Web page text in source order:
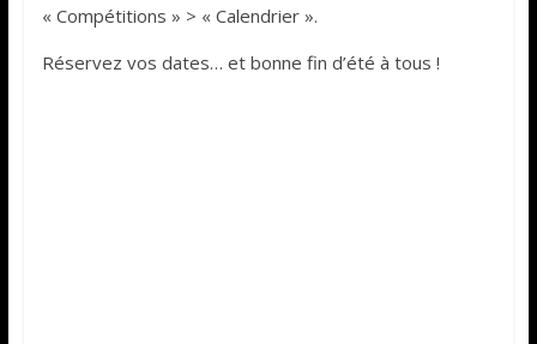
« Compétitions » > « Calendrier ».
Réservez vos dates… et bonne fin d’été à tous !